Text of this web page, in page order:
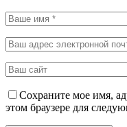
Сохраните мое имя,
этом браузере для